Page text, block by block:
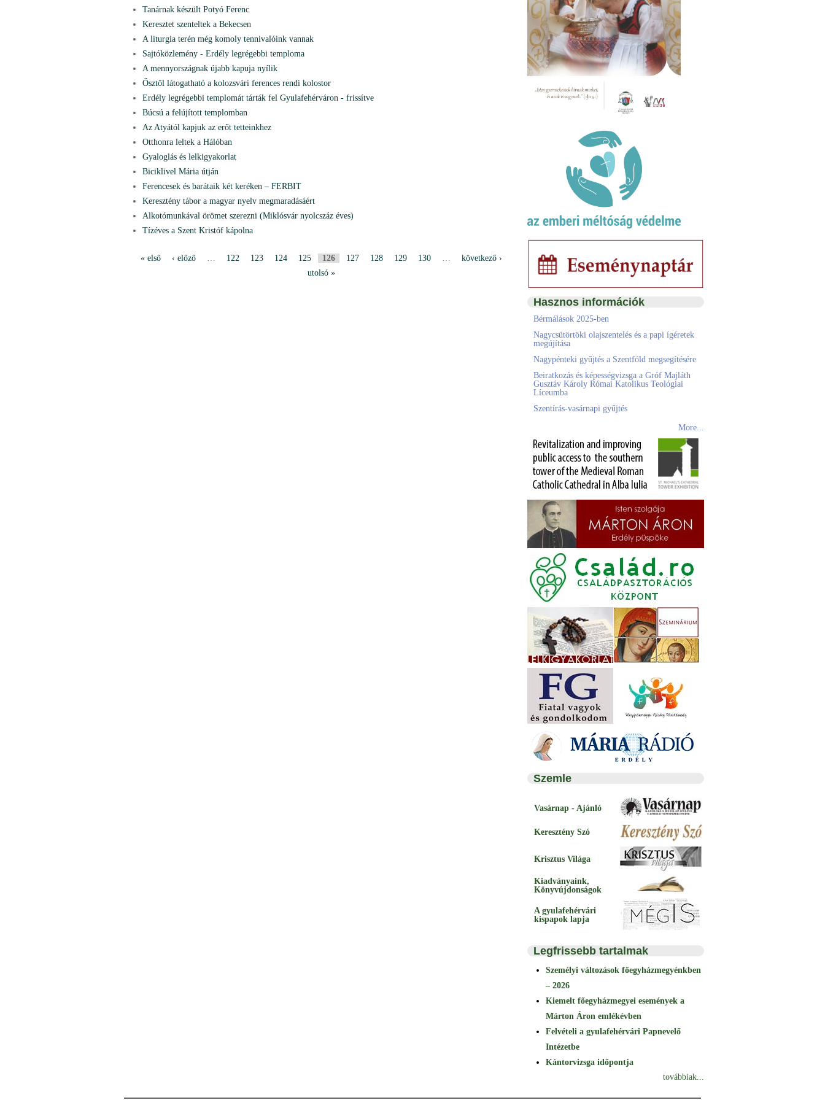
Tanárnak készült Potyó Ferenc
Keresztet szenteltek a Bekecsen
A liturgia terén még komoly tennivalóink vannak
Sajtóközlemény - Erdély legrégebbi temploma
A mennyországnak újabb kapuja nyílik
Ősztől látogatható a kolozsvári ferences rendi kolostor
Erdély legrégebbi templomát tárták fel Gyulafehérváron - frissítve
Búcsú a felújított templomban
Az Atyától kapjuk az erőt tetteinkhez
Otthonra leltek a Hálóban
Gyaloglás és lelkigyakorlat
Biciklivel Mária útján
Ferencesek és barátaik két keréken – FERBIT
Keresztény tábor a magyar nyelv megmaradásáért
Alkotómunkával örömet szerezni (Miklósvár nyolcszáz éves)
Tízéves a Szent Kristóf kápolna
« első ‹ előző … 122 123 124 125 126 127 128 129 130 …
következő ›
utolsó »
Hasznos információk
Bérmálások 2025-ben
Nagycsütörtöki olajszentelés és a papi ígéretek
megújítása
Nagypénteki gyűjtés a Szentföld megsegítésére
Beiratkozás és képességvizsga a Gróf Majláth
Gusztáv Károly Római Katolikus Teológiai
Líceumba
Szentírás-vasárnapi gyűjtés
More...
Szemle
Vasárnap - Ajánló
Keresztény Szó
Krisztus Világa
Kiadványaink,
Könyvújdonságok
A gyulafehérvári
kispapok lapja
Legfrissebb tartalmak
Személyi változások főegyházmegyénkben
– 2026
Kiemelt főegyházmegyei események a
Márton Áron emlékévben
Felvételi a gyulafehérvári Papnevelő
Intézetbe
Kántorvizsga időpontja
továbbiak...